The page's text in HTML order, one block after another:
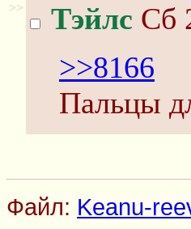
>> Тэйлс Сб
>>8166
Пальцы
Файл: Keanu-